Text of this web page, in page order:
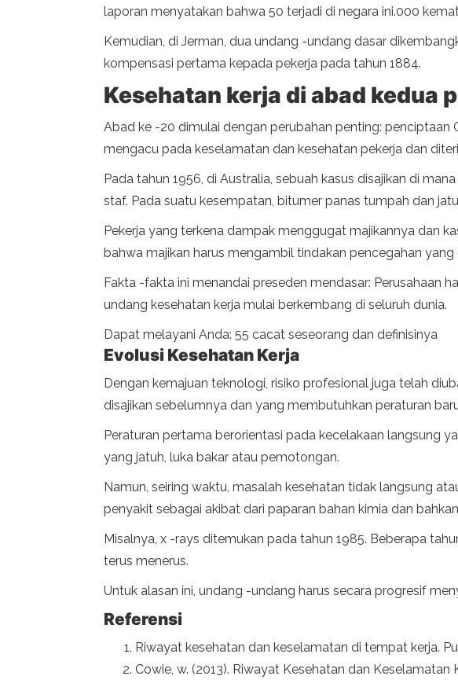
laporan menyatakan bahwa 50 terjadi di negara ini.000
Kemudian, di Jerman, dua undang -undang dasar
kompensasi pertama kepada pekerja pada tahun 1884.
Kesehatan kerja di abad kedua
Abad ke -20 dimulai dengan perubahan penting: penciptaan
mengacu pada keselamatan dan kesehatan pekerja dan
Pada tahun 1956, di Australia, sebuah kasus disajikan di
staf. Pada suatu kesempatan, bitumer panas tumpah dan
Pekerja yang terkena dampak menggugat majikannya dan
bahwa majikan harus mengambil tindakan pencegahan
Fakta -fakta ini menandai preseden mendasar: Perusahaan
undang kesehatan kerja mulai berkembang di seluruh dunia.
Dapat melayani Anda: 55 cacat seseorang dan definisinya
Evolusi Kesehatan Kerja
Dengan kemajuan teknologi, risiko profesional juga telah
disajikan sebelumnya dan yang membutuhkan peraturan
Peraturan pertama berorientasi pada kecelakaan langsung
yang jatuh, luka bakar atau pemotongan.
Namun, seiring waktu, masalah kesehatan tidak langsung
penyakit sebagai akibat dari paparan bahan kimia dan
Misalnya, x -rays ditemukan pada tahun 1985. Beberapa
terus menerus.
Untuk alasan ini, undang -undang harus secara progresif
Referensi
Riwayat kesehatan dan keselamatan di tempat kerja.
Cowie, w. (2013). Riwayat Kesehatan dan Keselamatan